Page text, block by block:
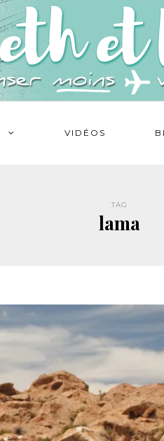
VIDÉOS
TAG
lama